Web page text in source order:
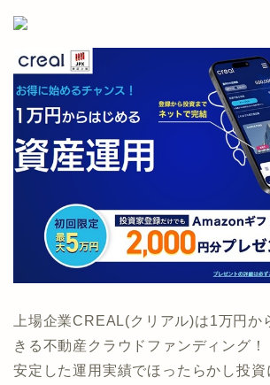
上場企業CREAL(クリアル)は1万円か
きる不動産クラウドファンディング！
安定した運用実績でほったらかし投資